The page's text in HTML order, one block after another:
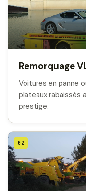
Remorquage
Voitures en panne
plateaux rabaissés
prestige.
02